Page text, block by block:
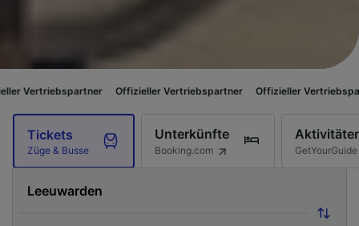
Offizieller Vertriebspartner Offizieller Vertriebspartner
Tickets
Züge & Busse
Unterkünfte
Booking.com GetYourGuide